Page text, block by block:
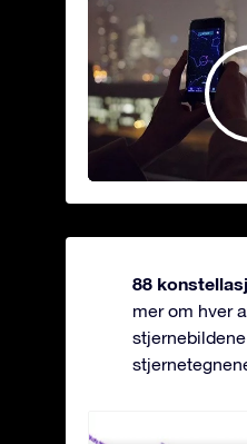
88
mer om hver
Andromeda -